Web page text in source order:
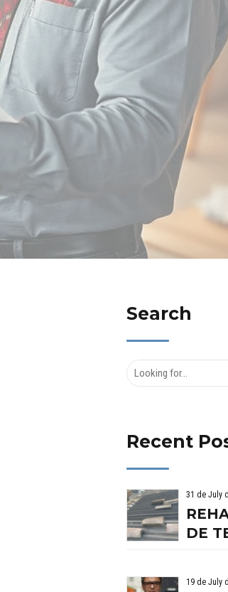
Search
Recent
31 de July
DE
19 de July